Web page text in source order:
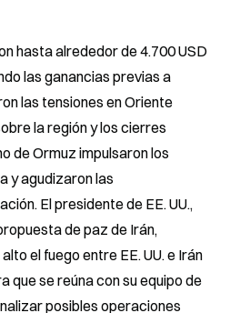
hasta alrededor de 4.700 USD
las ganancias previas a
las tensiones en Oriente
la región y los cierres
de Ormuz impulsaron los
y agudizaron las
El presidente de EE. UU.,
de paz de Irán,
el fuego entre EE. UU. e Irán
que se reúna con su equipo de
posibles operaciones